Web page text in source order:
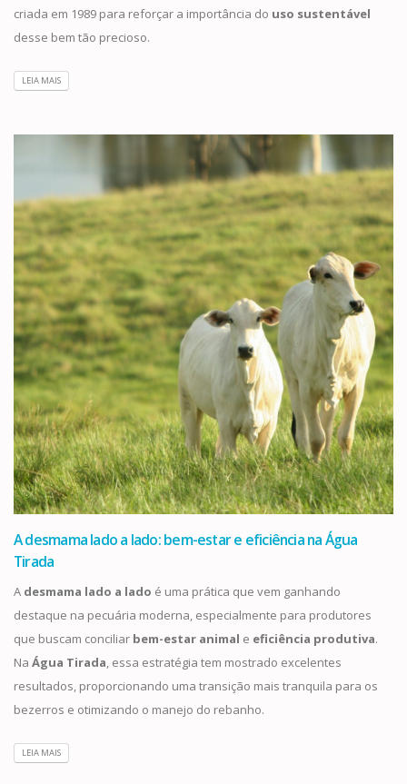
criada em 1989 para reforçar a importância do uso sustentável
desse bem tão precioso.
LEIA MAIS
A desmama lado a lado: bem-estar e eficiência na Água
Tirada
A desmama lado a lado é uma prática que vem ganhando
destaque na pecuária moderna, especialmente para produtores
que buscam conciliar bem-estar animal e eficiência produtiva.
Na Água Tirada, essa estratégia tem mostrado excelentes
resultados, proporcionando uma transição mais tranquila para os
bezerros e otimizando o manejo do rebanho.
LEIA MAIS